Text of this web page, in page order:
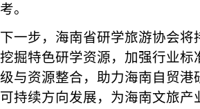
考。
下一步，海南省研学旅游协会将
挖掘特色研学资源，加强行业
级与资源整合，助力海南自贸
可持续方向发展，为海南文旅